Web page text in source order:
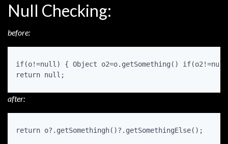
Null Checking:
before:
if(o!=null) { Object o2=o.getSomething()
return null;
after:
return o?.getSomethingh()?.getSomethingElse();